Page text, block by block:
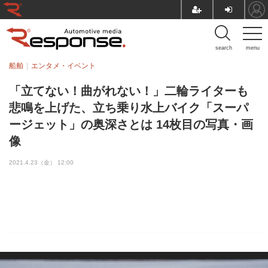
menu
search
「立てない！曲がれない！」二輪ライターも
悲鳴を上げた、立ち乗り水上バイク「スーパ
ージェット」の奥深さとは 14枚目の写真・画
像
船舶 エンタメ・イベント
2021.4.23（金） 12:00